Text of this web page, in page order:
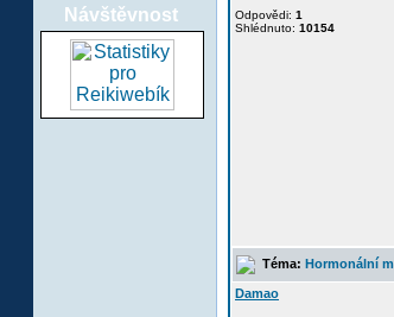
Návštěvnost Odpovědi: 1
Shlédnuto: 10154
Téma: Hormonální
Damao